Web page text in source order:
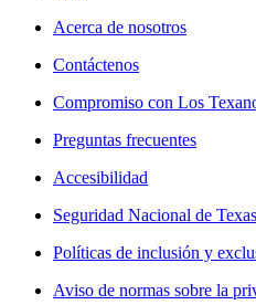
Acerca de nosotros
Contáctenos
Compromiso con Los
Preguntas frecuentes
Accesibilidad
Seguridad Nacional de Texas
Políticas de inclusión y
Aviso de normas sobre la